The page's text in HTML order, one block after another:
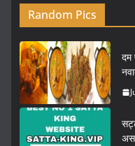
Random Pics
दम